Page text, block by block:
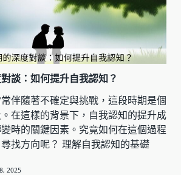
談：如何提升自我認知？
伴隨著不確定與挑戰，這段時期是個
在這樣的背景下，自我認知的提升成
時的關鍵因素。究竟如何在這個過程
找方向呢？ 理解自我認知的基礎
2025